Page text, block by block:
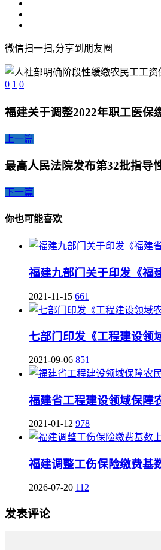
微信扫一扫,分享到朋友圈
0 1 0
福建关于调整2022年职工医保
上一篇
最高人民法院发布第32批指导
下一篇
你也可能喜欢
福建九部门关于印发《福
2021-11-15 661
七部门印发《工程建设领
2021-09-06 851
福建省工程建设领域保障
2021-01-12 978
福建调整工伤保险缴费基
2026-07-20 112
发表评论